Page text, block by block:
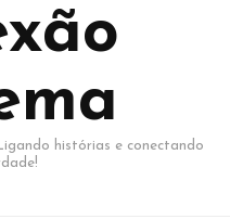
histórias e conectando